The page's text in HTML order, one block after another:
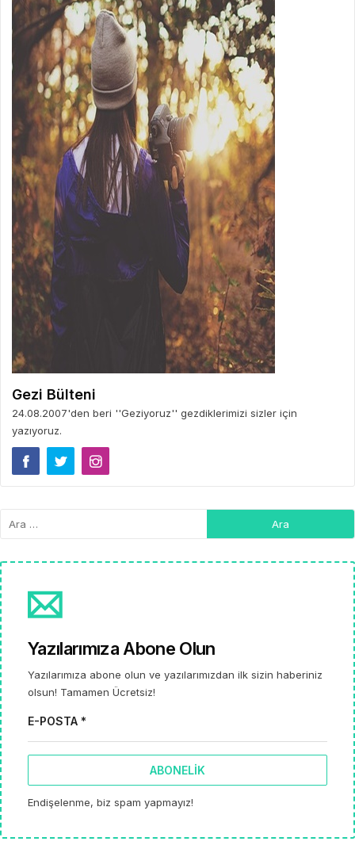
Gezi Bülteni
24.08.2007'den beri ''Geziyoruz'' gezdiklerimizi sizler için
yazıyoruz.
Yazılarımıza Abone Olun
Yazılarımıza abone olun ve yazılarımızdan ilk sizin haberiniz
olsun! Tamamen Ücretsiz!
E-POSTA *
ABONELIK
Endişelenme, biz spam yapmayız!